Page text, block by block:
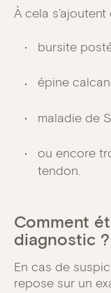
À cela
bursite
épine
maladie de
ou encore
tendon.
Comment
diagnostic ?
En cas de
repose sur un